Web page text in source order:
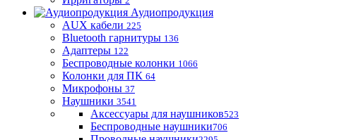
Аудиопродукция
AUX кабели 225
Bluetooth гарнитуры 136
Адаптеры 122
Беспроводные колонки 1066
Колонки для ПК 64
Микрофоны 37
Наушники 3541
Аксессуары для наушников523
Беспроводные наушники706